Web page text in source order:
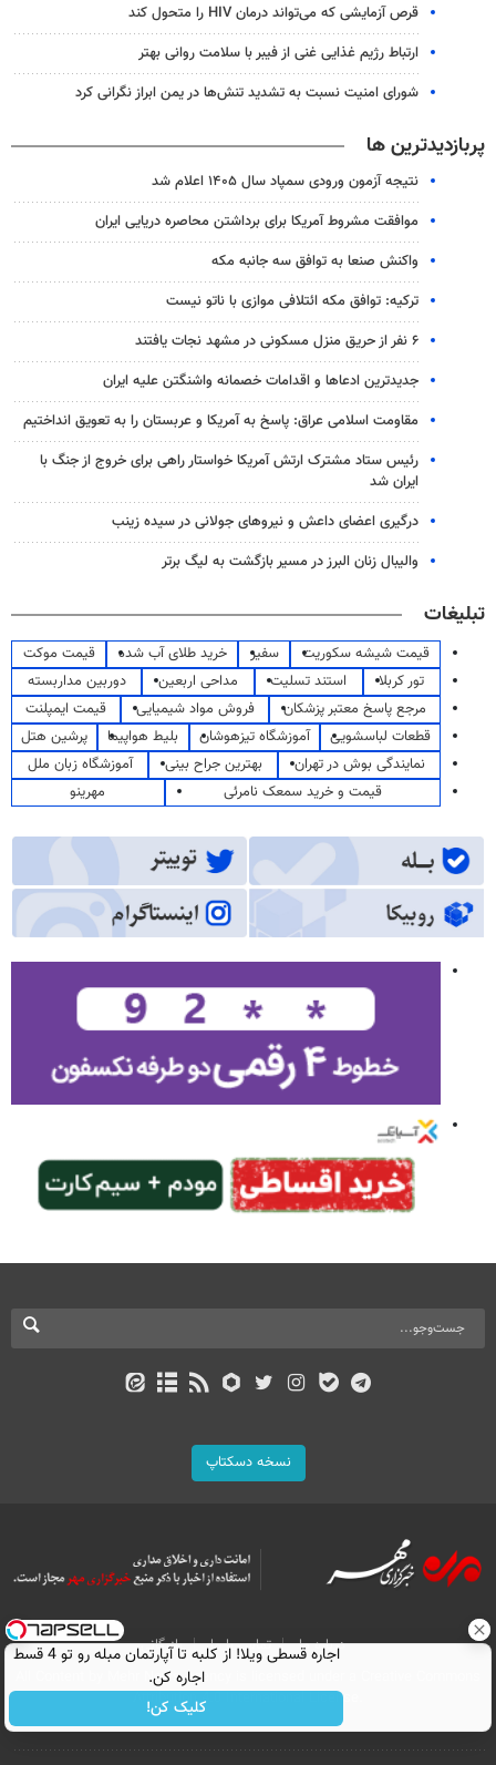
قرص آزمایشی که می‌تواند درمان HIV را متحول کند
ارتباط رژیم غذایی غنی از فیبر با سلامت روانی بهتر
شورای امنیت نسبت به تشدید تنش‌ها در یمن ابراز نگرانی کرد
پربازدیدترین ها
نتیجه آزمون ورودی سمپاد سال ۱۴۰۵ اعلام شد
موافقت مشروط آمریکا برای برداشتن محاصره دریایی ایران
واکنش صنعا به توافق سه جانبه مکه
ترکیه: توافق مکه ائتلافی موازی با ناتو نیست
۶ نفر از حریق منزل مسکونی در مشهد نجات یافتند
جدیدترین ادعاها و اقدامات خصمانه واشنگتن علیه ایران
مقاومت اسلامی عراق: پاسخ به آمریکا و عربستان را به تعویق انداختیم
رئیس ستاد مشترک ارتش آمریکا خواستار راهی برای خروج از جنگ با
ایران شد
درگیری اعضای داعش و نیروهای جولانی در سیده زینب
والیبال زنان البرز در مسیر بازگشت به لیگ برتر
تبلیغات
قیمت شیشه سکوریت سفیر خرید طلای آب شده
قیمت موکت
تور کربلا
استند تسلیت مداحی اربعین
دوربین مداربسته
مرجع پاسخ معتبر پزشکان
فروش مواد شیمیایی
قیمت ایمپلنت
قطعات لباسشویی
آموزشگاه تیزهوشان بلیط هواپیما
پرشین هتل
نمایندگی بوش در تهران
بهترین جراح بینی
آموزشگاه زبان ملل
قیمت و خرید سمعک نامرئی
مهرینو
نسخه دسکتاپ
درباره ما تماس با ما
بازرگانی
All Content by Mehr News Agency is licensed under a Creative Commons
Attribution 4.0 International License.
اجاره‌ قسطی ویلا! از کلبه تا آپارتمان مبله رو تو 4 قسط
اجاره کن.
کلیک کن!